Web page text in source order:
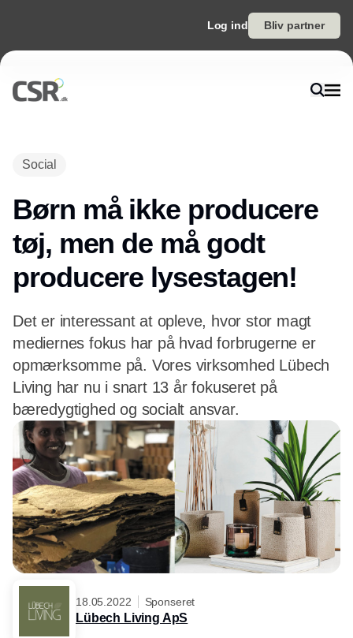
Log ind Bliv partner
Social
Børn må ikke producere
tøj, men de må godt
producere lysestagen!
Det er interessant at opleve, hvor stor magt
mediernes fokus har på hvad forbrugerne er
opmærksomme på. Vores virksomhed Lübech
Living har nu i snart 13 år fokuseret på
bæredygtighed og socialt ansvar.
18.05.2022 Sponseret
Lübech Living ApS